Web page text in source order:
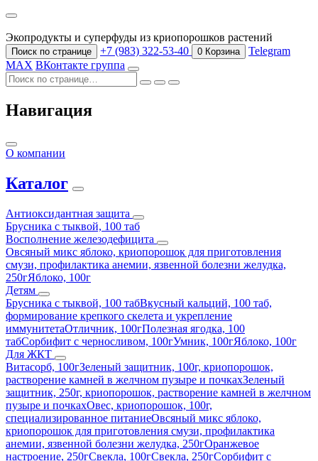
Экопродукты и суперфуды из криопорошков растений
Поиск по странице +7 (983) 322-53-40 0 Корзина
Telegram
MAX ВКонтакте группа
Навигация
О компании
Каталог
Антиоксидантная защита
Брусника с тыквой, 100 таб
Восполнение железодефицита
Овсяный микс яблоко, криопорошок для приготовления
смузи, профилактика анемии, язвенной болезни желудка,
250гЯблоко, 100г
Детям
Брусника с тыквой, 100 табВкусный кальций, 100 таб,
формирование крепкого скелета и укрепление
иммунитетаОтличник, 100гПолезная ягодка, 100
табСорбифит с черносливом, 100гУмник, 100гЯблоко, 100г
Для ЖКТ
Витасорб, 100гЗеленый защитник, 100г, криопорошок,
растворение камней в желчном пузыре и почкахЗеленый
защитник, 250г, криопорошок, растворение камней в желчном
пузыре и почкахОвес, криопорошок, 100г,
специализированное питаниеОвсяный микс яблоко,
криопорошок для приготовления смузи, профилактика
анемии, язвенной болезни желудка, 250гОранжевое
настроение, 250гСвекла, 100гСвекла, 250гСорбифит с